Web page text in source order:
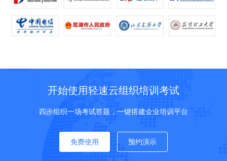
开始使用轻速云组织培训考试
四步组织一场考试答题，一键搭建企业培训平台
免费使用 预约演示